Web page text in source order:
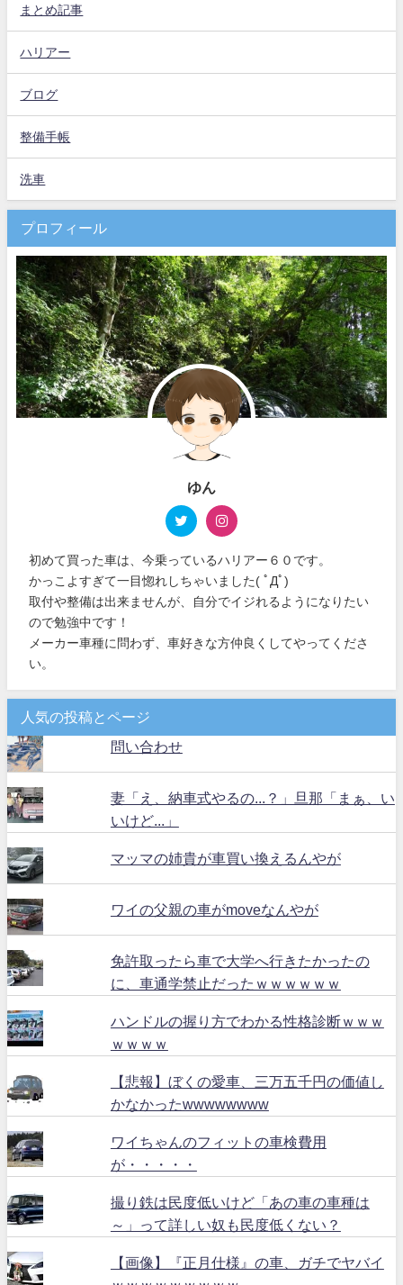
まとめ記事
ハリアー
ブログ
整備手帳
洗車
プロフィール
ゆん
初めて買った車は、今乗っているハリアー６０です。
かっこよすぎて一目惚れしちゃいました( ﾟДﾟ)
取付や整備は出来ませんが、自分でイジれるようになりたい
ので勉強中です！
メーカー車種に問わず、車好きな方仲良くしてやってくださ
い。
人気の投稿とページ
問い合わせ
妻「え、納車式やるの...？」旦那「まぁ、い
いけど...」
マッマの姉貴が車買い換えるんやが
ワイの父親の車がmoveなんやが
免許取ったら車で大学へ行きたかったの
に、車通学禁止だったｗｗｗｗｗｗ
ハンドルの握り方でわかる性格診断ｗｗｗ
ｗｗｗｗ
【悲報】ぼくの愛車、三万五千円の価値し
かなかったwwwwwwww
ワイちゃんのフィットの車検費用
が・・・・・
撮り鉄は民度低いけど「あの車の車種は
～」って詳しい奴も民度低くない？
【画像】『正月仕様』の車、ガチでヤバイ